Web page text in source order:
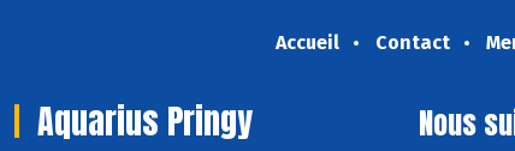
Accueil Contact
Aquarius Pringy Nous